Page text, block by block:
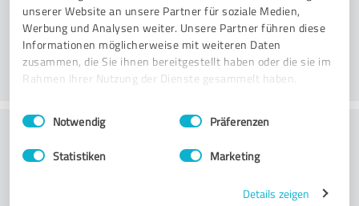
unserer Website an unsere Partner für soziale Medien,
Werbung und Analysen weiter. Unsere Partner führen diese
Informationen möglicherweise mit weiteren Daten
zusammen, die Sie ihnen bereitgestellt haben oder die sie im
Rahmen Ihrer Nutzung der Dienste gesammelt haben.
Impressum Datenschutzbestimmungen
Einwilligungsauswahl
Notwendig Präferenzen
Statistiken Marketing
Details zeigen
Klienditeenindus